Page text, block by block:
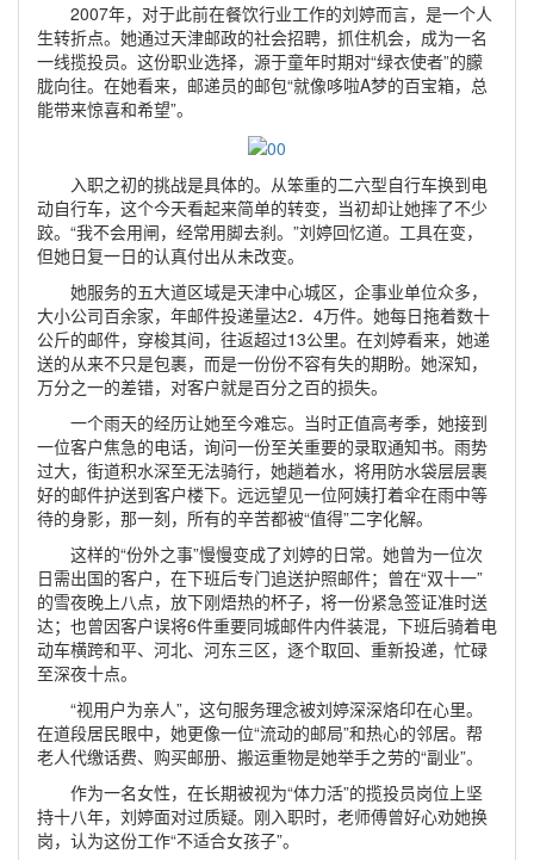
2007年，对于此前在餐饮行业工作的刘婷而言，是一个人
生转折点。她通过天津邮政的社会招聘，抓住机会，成为一名
一线揽投员。这份职业选择，源于童年时期对“绿衣使者”的朦
胧向往。在她看来，邮递员的邮包“就像哆啦A梦的百宝箱，总
能带来惊喜和希望”。
入职之初的挑战是具体的。从笨重的二六型自行车换到电
动自行车，这个今天看起来简单的转变，当初却让她摔了不少
跤。“我不会用闸，经常用脚去刹。”刘婷回忆道。工具在变，
但她日复一日的认真付出从未改变。
她服务的五大道区域是天津中心城区，企事业单位众多，
大小公司百余家，年邮件投递量达2．4万件。她每日拖着数十
公斤的邮件，穿梭其间，往返超过13公里。在刘婷看来，她递
送的从来不只是包裹，而是一份份不容有失的期盼。她深知，
万分之一的差错，对客户就是百分之百的损失。
一个雨天的经历让她至今难忘。当时正值高考季，她接到
一位客户焦急的电话，询问一份至关重要的录取通知书。雨势
过大，街道积水深至无法骑行，她趟着水，将用防水袋层层裹
好的邮件护送到客户楼下。远远望见一位阿姨打着伞在雨中等
待的身影，那一刻，所有的辛苦都被“值得”二字化解。
这样的“份外之事”慢慢变成了刘婷的日常。她曾为一位次
日需出国的客户，在下班后专门追送护照邮件；曾在“双十一”
的雪夜晚上八点，放下刚焐热的杯子，将一份紧急签证准时送
达；也曾因客户误将6件重要同城邮件内件装混，下班后骑着电
动车横跨和平、河北、河东三区，逐个取回、重新投递，忙碌
至深夜十点。
“视用户为亲人”，这句服务理念被刘婷深深烙印在心里。
在道段居民眼中，她更像一位“流动的邮局”和热心的邻居。帮
老人代缴话费、购买邮册、搬运重物是她举手之劳的“副业”。
作为一名女性，在长期被视为“体力活”的揽投员岗位上坚
持十八年，刘婷面对过质疑。刚入职时，老师傅曾好心劝她换
岗，认为这份工作“不适合女孩子”。